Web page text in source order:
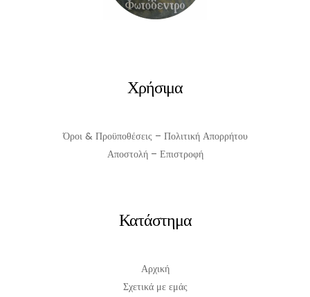
Χρήσιμα
Όροι & Προϋποθέσεις – Πολιτική Απορρήτου
Αποστολή – Επιστροφή
Κατάστημα
Αρχική
Σχετικά με εμάς